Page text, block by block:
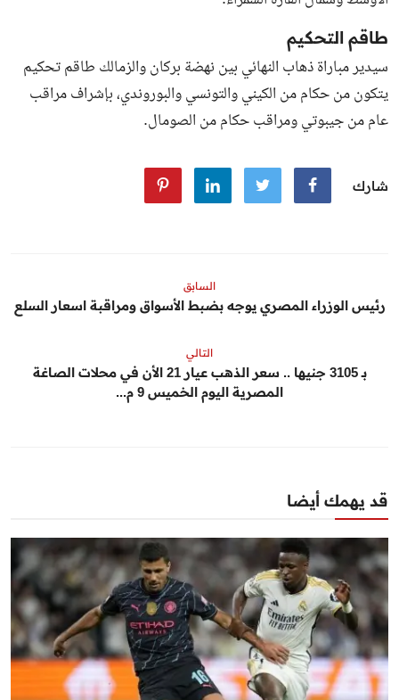
طاقم التحكيم
سيدير مباراة ذهاب النهائي بين نهضة بركان والزمالك طاقم تحكيم
يتكون من حكام من الكيني والتونسي والبوروندي، بإشراف مراقب
عام من جيبوتي ومراقب حكام من الصومال.
شارك
السابق
رئيس الوزراء المصري يوجه بضبط الأسواق ومراقبة اسعار السلع
التالي
بـ 3105 جنيها .. سعر الذهب عيار 21 الأن في محلات الصاغة
المصرية اليوم الخميس 9 م...
قد يهمك أيضا